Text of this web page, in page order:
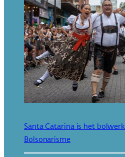
Santa Catarina is het
Bolsonarisme